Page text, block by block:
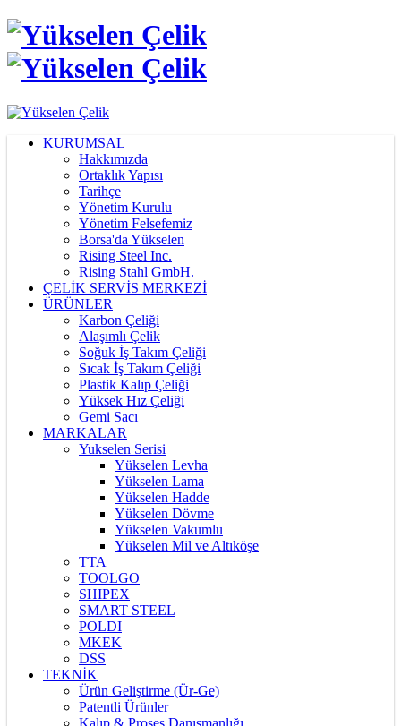
KURUMSAL
Hakkımızda
Ortaklık Yapısı
Tarihçe
Yönetim Kurulu
Yönetim Felsefemiz
Borsa'da Yükselen
Rising Steel Inc.
Rising Stahl GmbH.
ÇELİK SERVİS MERKEZİ
ÜRÜNLER
Karbon Çeliği
Alaşımlı Çelik
Soğuk İş Takım Çeliği
Sıcak İş Takım Çeliği
Plastik Kalıp Çeliği
Yüksek Hız Çeliği
Gemi Sacı
MARKALAR
Yukselen Serisi
Yükselen Levha
Yükselen Lama
Yükselen Hadde
Yükselen Dövme
Yükselen Vakumlu
Yükselen Mil ve Altıköşe
TTA
TOOLGO
SHIPEX
SMART STEEL
POLDI
MKEK
DSS
TEKNİK
Ürün Geliştirme (Ür-Ge)
Patentli Ürünler
Kalıp & Proses Danışmanlığı